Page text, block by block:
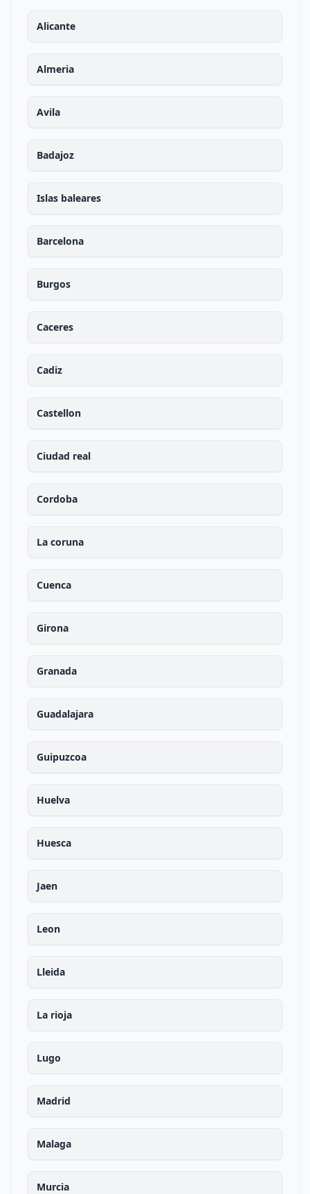
Alicante
Almeria
Avila
Badajoz
Islas baleares
Barcelona
Burgos
Caceres
Cadiz
Castellon
Ciudad real
Cordoba
La coruna
Cuenca
Girona
Granada
Guadalajara
Guipuzcoa
Huelva
Huesca
Jaen
Leon
Lleida
La rioja
Lugo
Madrid
Malaga
Murcia